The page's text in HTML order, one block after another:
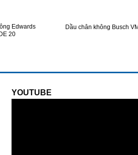
Edwards
20
Dầu chân không Busch
YOUTUBE